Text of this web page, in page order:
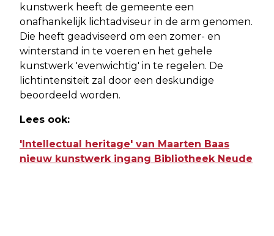
kunstwerk heeft de gemeente een
onafhankelijk lichtadviseur in de arm genomen.
Die heeft geadviseerd om een zomer- en
winterstand in te voeren en het gehele
kunstwerk 'evenwichtig' in te regelen. De
lichtintensiteit zal door een deskundige
beoordeeld worden.
Lees ook:
'Intellectual heritage' van Maarten Baas
nieuw kunstwerk ingang Bibliotheek Neude